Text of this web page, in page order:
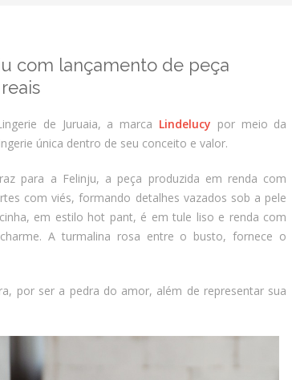
com lançamento de peça
de Juruaia, a marca Lindelucy por meio da
única dentro de seu conceito e valor.
para a Felinju, a peça produzida em renda com
com viés, formando detalhes vazados sob a pele
em estilo hot pant, é em tule liso e renda com
A turmalina rosa entre o busto, fornece o
por ser a pedra do amor, além de representar sua